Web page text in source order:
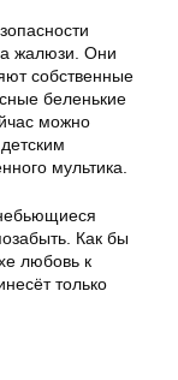
жалюзи. Они
собственные
беленькие
можно
мультика.
Как бы
любовь к
только